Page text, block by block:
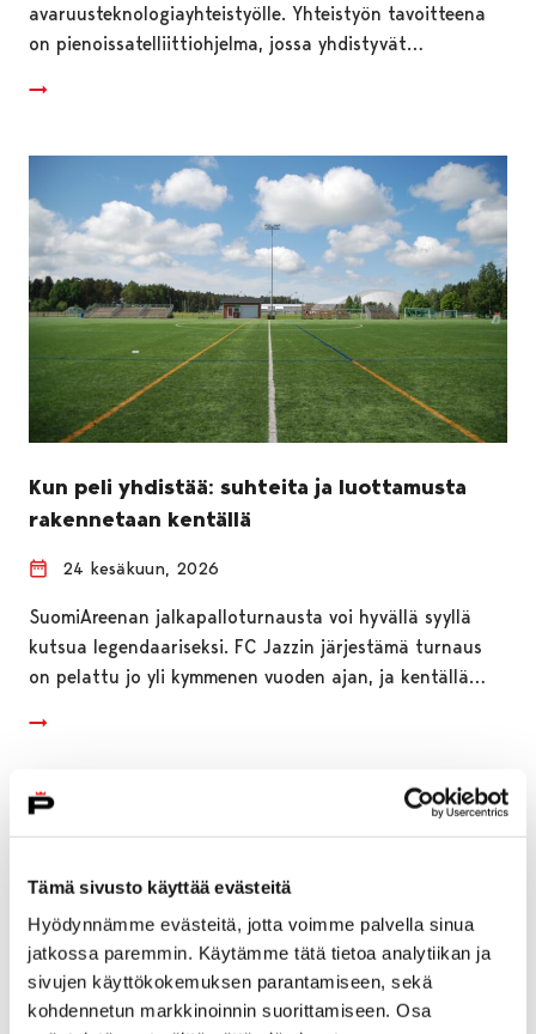
Tämä sivusto käyttää evästeitä
Hyödynnämme evästeitä, jotta voimme palvella sinua
jatkossa paremmin. Käytämme tätä tietoa analytiikan ja
sivujen käyttökokemuksen parantamiseen, sekä
kohdennetun markkinoinnin suorittamiseen. Osa
avaruusteknologiayhteistyölle. Yhteistyön tavoitteena
on pienoissatelliittiohjelma, jossa yhdistyvät…
Kun peli yhdistää: suhteita ja luottamusta
rakennetaan kentällä
24 kesäkuun, 2026
SuomiAreenan jalkapalloturnausta voi hyvällä syyllä
kutsua legendaariseksi. FC Jazzin järjestämä turnaus
on pelattu jo yli kymmenen vuoden ajan, ja kentällä…